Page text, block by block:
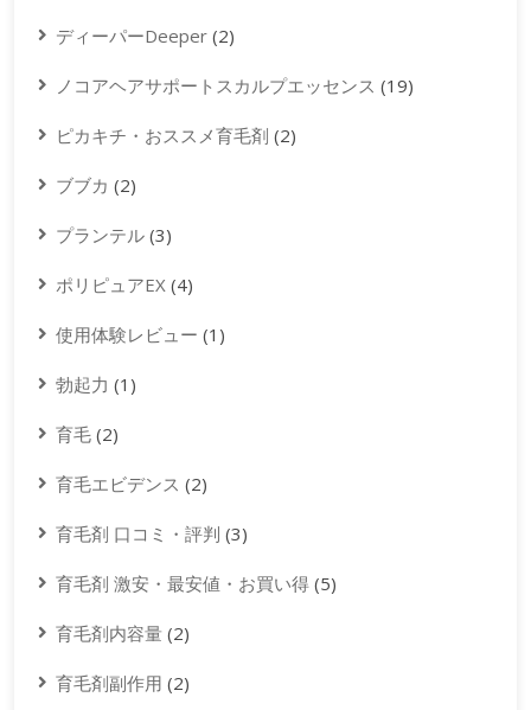
ディーパーDeeper (2)
ノコアヘアサポートスカルプエッセンス (19)
ピカキチ・おススメ育毛剤 (2)
ブブカ (2)
プランテル (3)
ポリピュアEX (4)
使用体験レビュー (1)
勃起力 (1)
育毛 (2)
育毛エビデンス (2)
育毛剤 口コミ・評判 (3)
育毛剤 激安・最安値・お買い得 (5)
育毛剤内容量 (2)
育毛剤副作用 (2)